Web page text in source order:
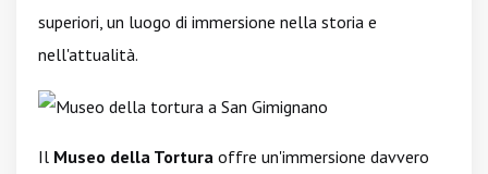
superiori, un luogo di immersione nella storia e
nell'attualità.
Il Museo della Tortura offre un'immersione davvero